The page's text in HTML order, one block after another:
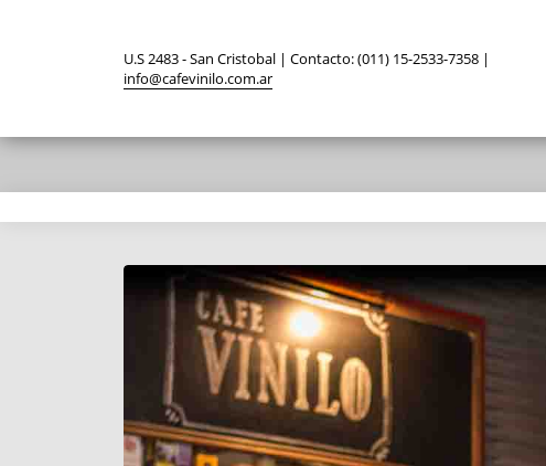
U.S 2483 - San Cristobal | Contacto: (011) 15-2533-7358 |
info@cafevinilo.com.ar